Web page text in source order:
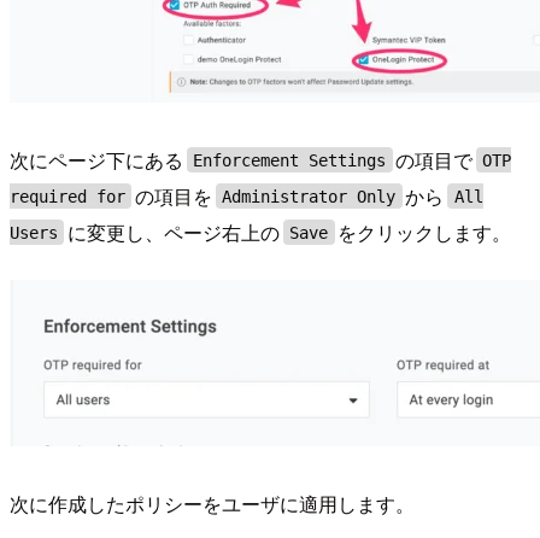
次にページ下にある Enforcement Settings の項目で OTP
required for の項目を Administrator Only から
All
Users
に変更し、ページ右上の Save をクリックします。
次に作成したポリシーをユーザに適用します。